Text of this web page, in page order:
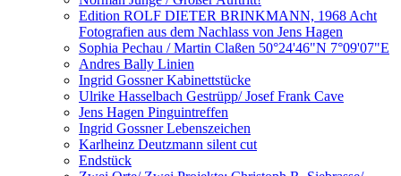
Edition ROLF DIETER BRINKMANN, 1968 Acht
Fotografien aus dem Nachlass von Jens Hagen
Sophia Pechau / Martin Claßen 50°24'46"N 7°09'07"E
Andres Bally Linien
Ingrid Gossner Kabinettstücke
Ulrike Hasselbach Gestrüpp/ Josef Frank Cave
Jens Hagen Pinguintreffen
Ingrid Gossner Lebenszeichen
Karlheinz Deutzmann silent cut
Endstück